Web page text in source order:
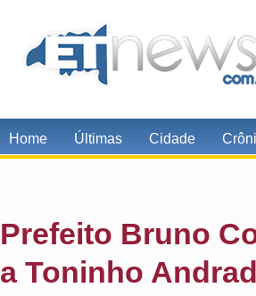
Home Últimas Cidade
Prefeito Bruno
a Toninho